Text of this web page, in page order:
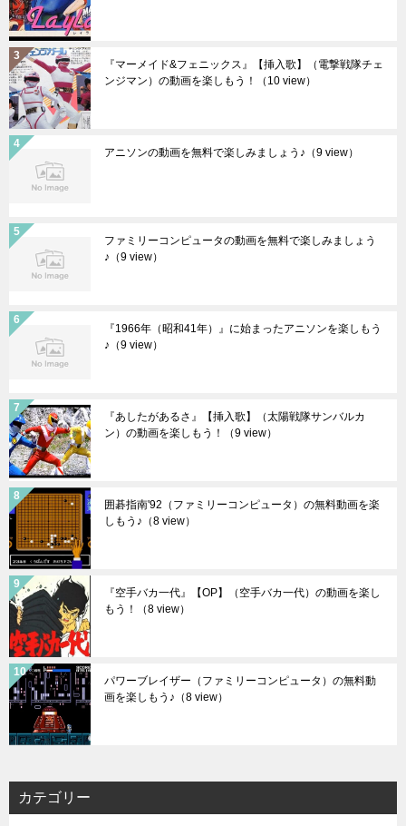
『マーメイド&フェニックス』【挿入歌】（電撃戦隊チェ
ンジマン）の動画を楽しもう！
（10 view）
アニソンの動画を無料で楽しみましょう♪ （9 view）
ファミリーコンピュータの動画を無料で楽しみましょう
♪ （9 view）
『1966年（昭和41年）』に始まったアニソンを楽しもう
♪ （9 view）
『あしたがあるさ』【挿入歌】（太陽戦隊サンバルカ
ン）の動画を楽しもう！
（9 view）
囲碁指南'92（ファミリーコンピュータ）の無料動画を楽
しもう♪ （8 view）
『空手バカ一代』【OP】（空手バカ一代）の動画を楽し
もう！
（8 view）
パワーブレイザー（ファミリーコンピュータ）の無料動
画を楽しもう♪ （8 view）
カテゴリー